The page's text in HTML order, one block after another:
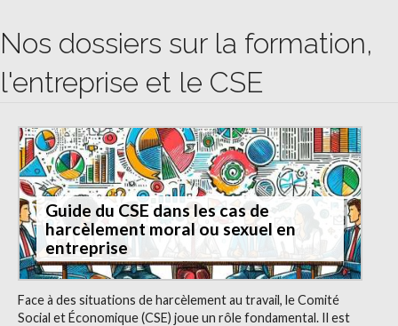
Nos dossiers sur la formation,
l'entreprise et le CSE
Guide du CSE dans les cas de
harcèlement moral ou sexuel en
entreprise
Face à des situations de harcèlement au travail, le Comité
Social et Économique (CSE) joue un rôle fondamental. Il est